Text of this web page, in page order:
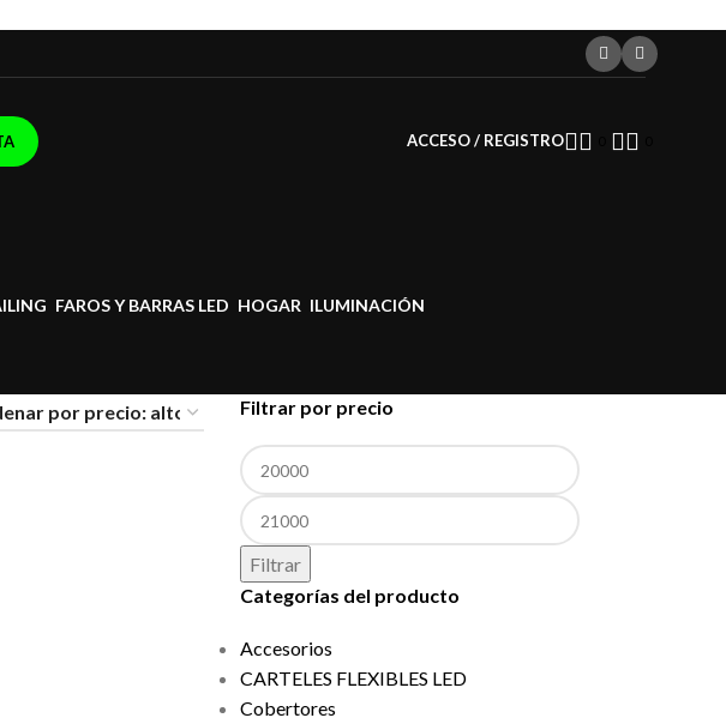
ACCESO / REGISTRO
FAROS Y BARRAS LED HOGAR ILUMINACIÓN
Filtrar por precio
Filtrar
Categorías del producto
Accesorios
CARTELES FLEXIBLES LED
Cobertores